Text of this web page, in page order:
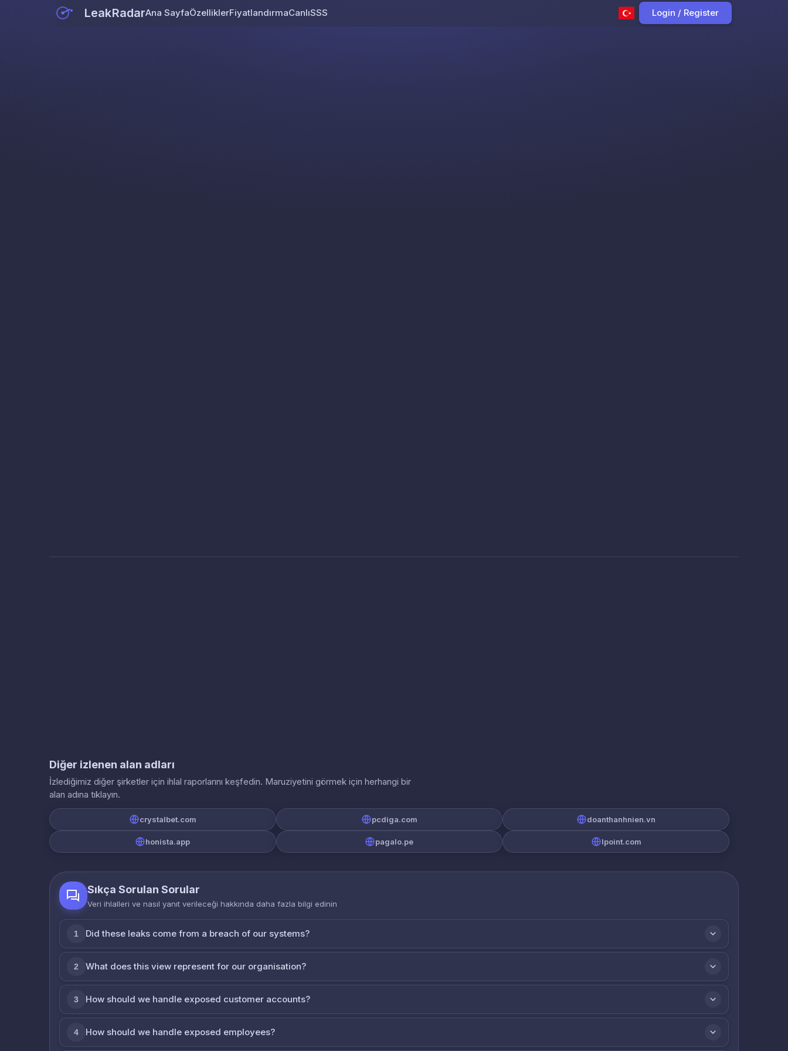
LeakRadarAna SayfaÖzelliklerFiyatlandırmaCanlıSSS Login / Register
Diğer izlenen alan adları
İzlediğimiz diğer şirketler için ihlal raporlarını keşfedin. Maruziyetini görmek için herhangi bir
alan adına tıklayın.
crystalbet.com pcdiga.com doanthanhnien.vn
honista.app pagalo.pe lpoint.com
Sıkça Sorulan Sorular
Veri ihlalleri ve nasıl yanıt verileceği hakkında daha fazla bilgi edinin
1 Did these leaks come from a breach of our systems?
2 What does this view represent for our organisation?
3 How should we handle exposed customer accounts?
4 How should we handle exposed employees?